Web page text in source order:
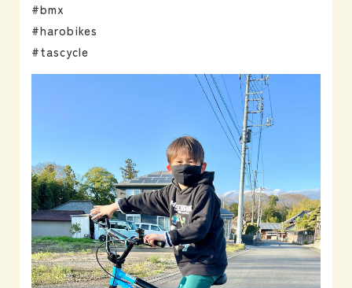
#bmx
#harobikes
#tascycle